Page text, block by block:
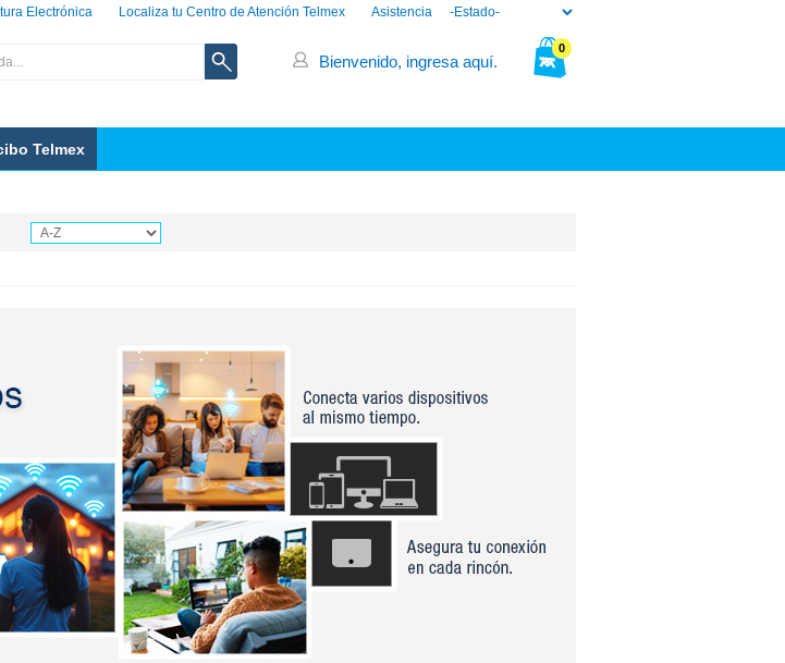
Asistencia
Localiza tu Centro de Atención Telmex
Electrónica
0
Bienvenido, ingresa aquí.
Telmex